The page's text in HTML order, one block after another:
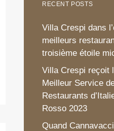
RECENT POSTS
Villa Crespi dans
meilleurs
troisième étoile
Villa Crespi reçoit
Meilleur Service
Restaurants
Rosso 2023
Quand